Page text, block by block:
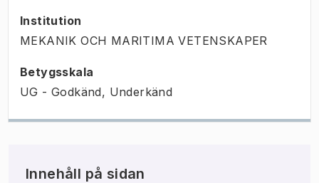
Institution
MEKANIK OCH MARITIMA VETENSKAPER
Betygsskala
UG - Godkänd, Underkänd
Innehåll på sidan